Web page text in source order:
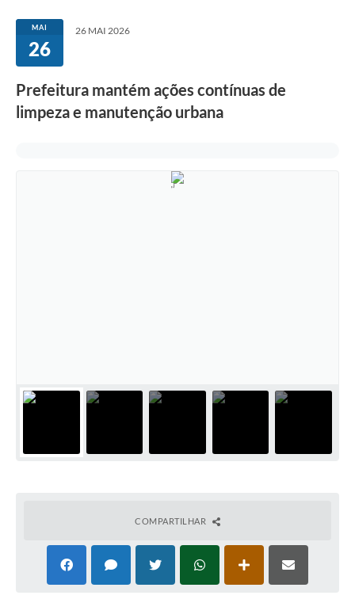
MAI
26
26 MAI 2026
Prefeitura mantém ações contínuas de
limpeza e manutenção urbana
COMPARTILHAR